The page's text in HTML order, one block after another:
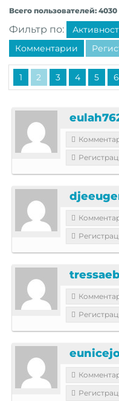
Всего пользователей: 4030
Фильтр по:
Комментарии
1 2 3 4 5 6